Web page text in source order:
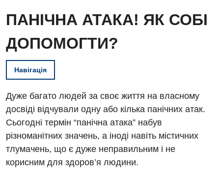
ПАНІЧНА АТАКА! ЯК СОБІ
ДОПОМОГТИ?
Навігація
Дуже багато людей за своє життя на власному
досвіді відчували одну або кілька панічних атак.
Сьогодні термін “панічна атака” набув
різноманітних значень, а іноді навіть містичних
тлумачень, що є дуже неправильним і не
корисним для здоров’я людини.